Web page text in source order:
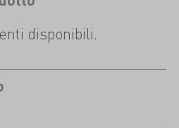
disponibili.